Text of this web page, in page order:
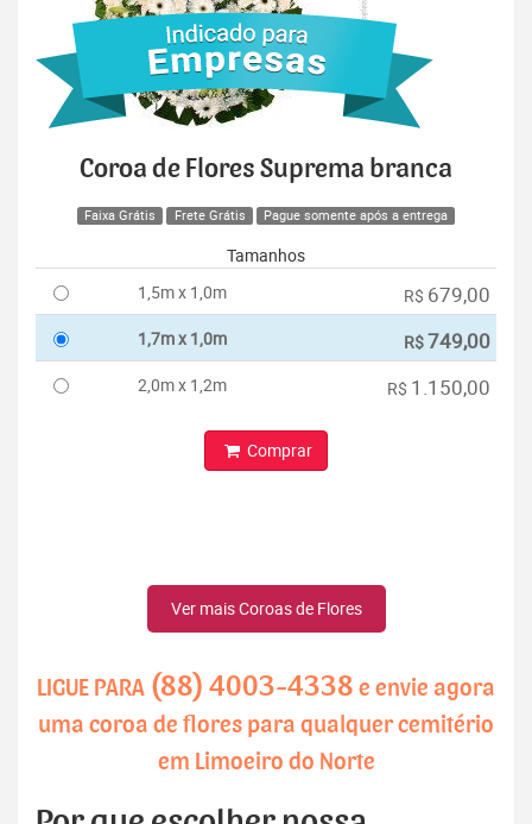
Coroa de Flores Suprema branca
Faixa Grátis Frete Grátis Pague somente após a entrega
Tamanhos
1,5m x 1,0m
R$ 679,00
1,7m x 1,0m R$749,00
2,0m x 1,2m R$ 1.150,00
Comprar
Ver mais Coroas de Flores
LIGUE PARA (88) 4003-4338 e envie agora
uma coroa de flores para qualquer cemitério
em Limoeiro do Norte